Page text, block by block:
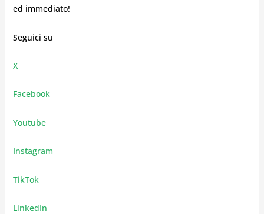
ed immediato!
Seguici su
X
Facebook
Youtube
Instagram
TikTok
LinkedIn